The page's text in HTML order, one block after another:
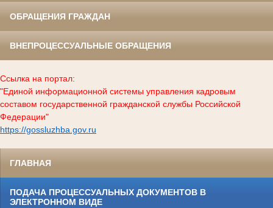
ОБРАЩЕНИЯ ГРАЖДАН
ВНЕПРОЦЕССУАЛЬНЫЕ ОБРАЩЕНИЯ
Ссылка на портал:
"Единой информационной системы управления кадровым
составом государственной гражданской службы Российской
Федерации"
https://gossluzhba.gov.ru
ГЛАВНАЯ
ПОДАЧА ПРОЦЕССУАЛЬНЫХ ДОКУМЕНТОВ В
ЭЛЕКТРОННОМ ВИДЕ